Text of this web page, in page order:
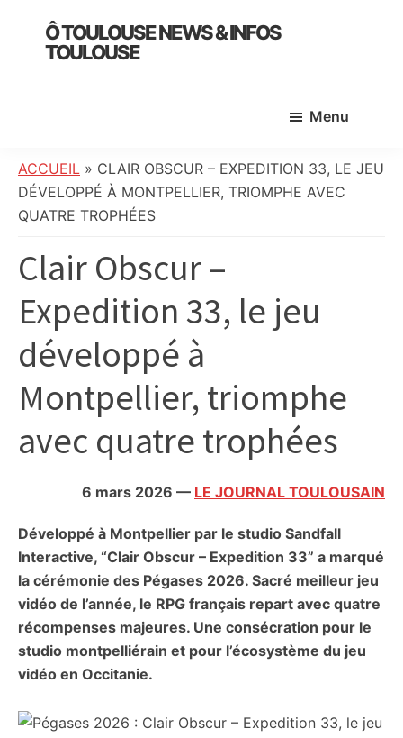
primary
Ô TOULOUSE NEWS & INFOS
TOULOUSE
:
info
locale,
culture,
politique,
météo,
faits
divers
initiatives
Menu
ACCUEIL » CLAIR OBSCUR – EXPEDITION 33, LE JEU
DÉVELOPPÉ À MONTPELLIER, TRIOMPHE AVEC
QUATRE TROPHÉES
Clair Obscur –
Expedition 33, le jeu
développé à
Montpellier, triomphe
avec quatre trophées
6 mars 2026 — LE JOURNAL TOULOUSAIN
Développé à Montpellier par le studio Sandfall
Interactive, “Clair Obscur – Expedition 33” a marqué
la cérémonie des Pégases 2026. Sacré meilleur jeu
vidéo de l’année, le RPG français repart avec quatre
récompenses majeures. Une consécration pour le
studio montpelliérain et pour l’écosystème du jeu
vidéo en Occitanie.